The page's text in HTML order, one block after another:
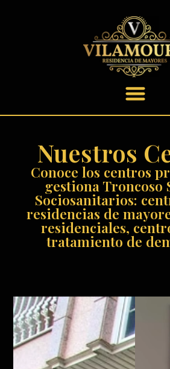
Nuestros
Conoce los centros
gestiona Troncoso
Sociosanitarios:
residencias de
residenciales,
tratamiento de